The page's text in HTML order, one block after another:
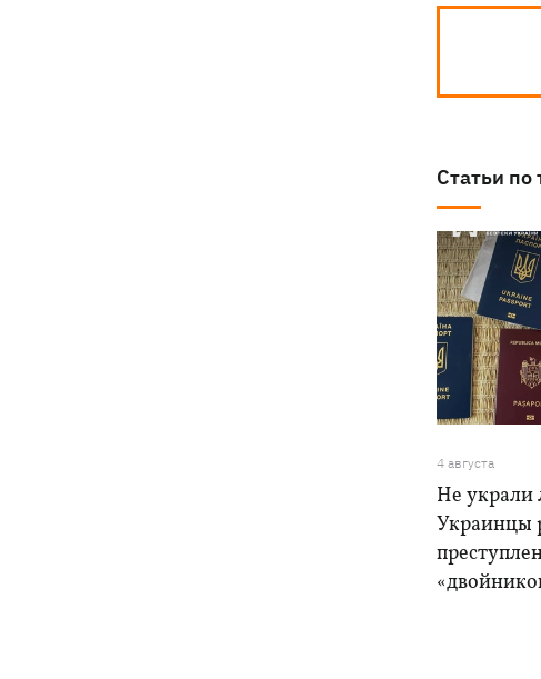
Статьи по
4 августа
Не украли
Украинцы